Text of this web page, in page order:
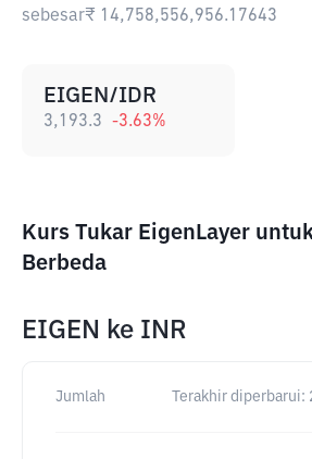
sebesar₹ 14,758,556,956.17643
EIGEN/IDR
3,193.3 -3.63%
Kurs Tukar EigenLayer
Berbeda
EIGEN ke INR
Jumlah Terakhir diperbarui: